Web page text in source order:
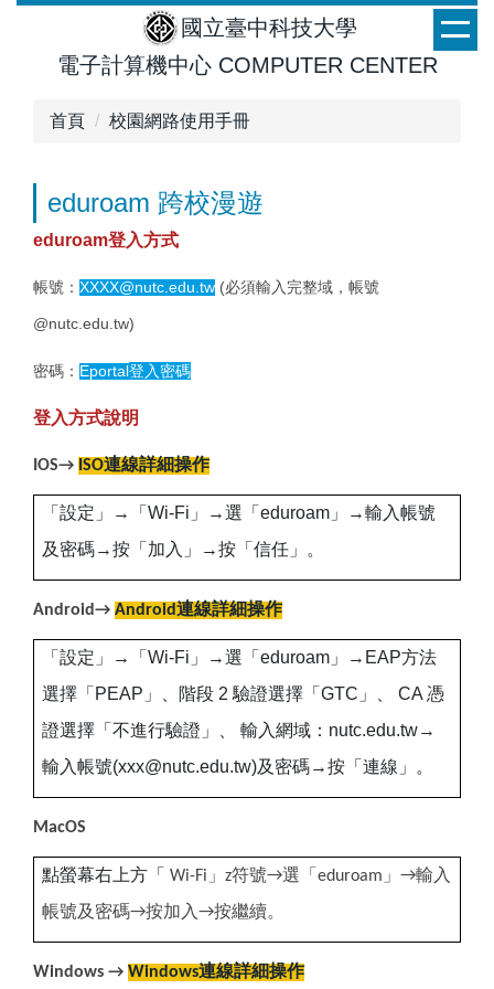
國立臺中科技大學
電子計算機中心 COMPUTER CENTER
首頁 校園網路使用手冊
eduroam 跨校漫遊
eduroam登入方式
帳號： XXXX@nutc.edu.tw (必須輸入完整域，帳號
@nutc.edu.tw)
密碼： Eportal登入密碼
登入方式說明
IOS→ ISO連線詳細操作
「設定」→「Wi-Fi」→選「eduroam」→輸入帳號
及密碼→按「加入」→按「信任」。
Android→ Android連線詳細操作
「設定」→「Wi-Fi」→選「eduroam」→EAP方法
選擇「PEAP」、階段 2 驗證選擇「GTC」、 CA 憑
證選擇「不進行驗證」、 輸入網域：nutc.edu.tw→
輸入帳號(xxx@nutc.edu.tw)及密碼→按「連線」。
MacOS
點螢幕右上方「 Wi-Fi 」z符號→選「eduroam」→輸入
帳號及密碼→按加入→按繼續。
Windows → Windows連線詳細操作